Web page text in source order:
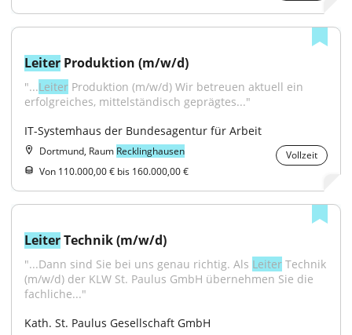
Leiter Produktion (m/w/d)
"...Leiter Produktion (m/w/d) Wir betreuen aktuell ein
erfolgreiches, mittelständisch geprägtes..."
IT-Systemhaus der Bundesagentur für Arbeit
Dortmund, Raum Recklinghausen
Vollzeit
Von 110.000,00 € bis 160.000,00 €
Leiter Technik (m/w/d)
"...Dann sind Sie bei uns genau richtig. Als Leiter Technik
(m/w/d) der KLW St. Paulus GmbH übernehmen Sie die
fachliche..."
Kath. St. Paulus Gesellschaft GmbH